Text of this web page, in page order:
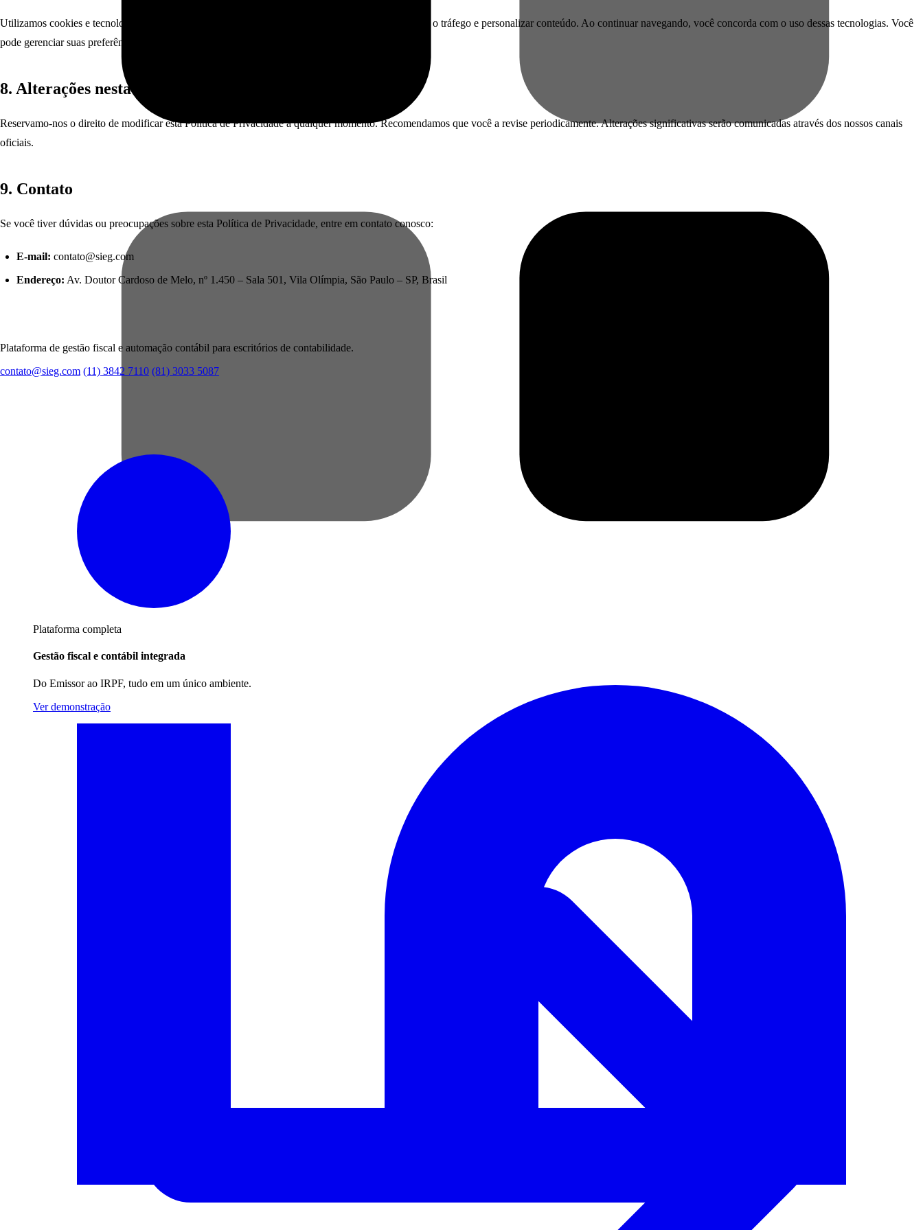
Plataforma completa
Gestão fiscal e contábil integrada
Do Emissor ao IRPF, tudo em um único ambiente.
Ver demonstração
Utilizamos cookies e tecnologias semelhantes para melhorar a funcionalidade do nosso site, analisar o tráfego e personalizar conteúdo. Ao continuar navegando, você concorda com o uso dessas tecnologias. Você
pode gerenciar suas preferências de cookies nas configurações do seu navegador.
8. Alterações nesta Política
Reservamo-nos o direito de modificar esta Política de Privacidade a qualquer momento. Recomendamos que você a revise periodicamente. Alterações significativas serão comunicadas através dos nossos canais
oficiais.
9. Contato
Se você tiver dúvidas ou preocupações sobre esta Política de Privacidade, entre em contato conosco:
E-mail: contato@sieg.com
Endereço: Av. Doutor Cardoso de Melo, nº 1.450 – Sala 501, Vila Olímpia, São Paulo – SP, Brasil
Plataforma de gestão fiscal e automação contábil para escritórios de contabilidade.
contato@sieg.com (11) 3842 7110 (81) 3033 5087